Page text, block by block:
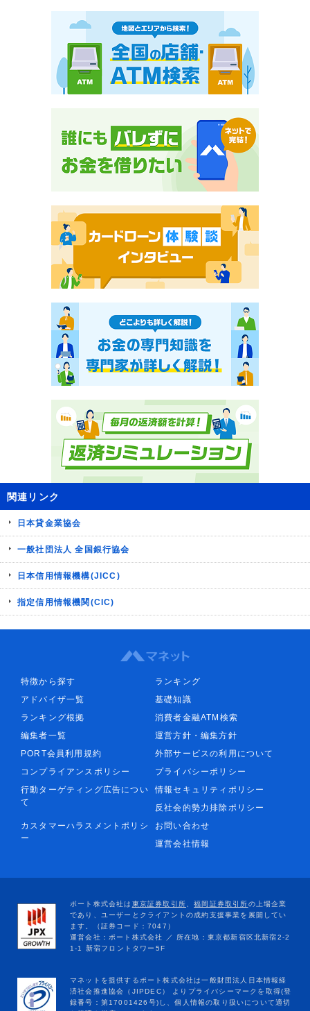
関連リンク
日本貸金業協会
一般社団法人 全国銀行協会
日本信用情報機構(JICC)
指定信用情報機関(CIC)
特徴から探す
ランキング
アドバイザ一覧
基礎知識
ランキング根拠
消費者金融ATM検索
編集者一覧
運営方針・編集方針
PORT会員利用規約
外部サービスの利用について
コンプライアンスポリシー
プライバシーポリシー
行動ターゲティング広告につい
て
情報セキュリティポリシー
反社会的勢力排除ポリシー
カスタマーハラスメントポリシ
ー
お問い合わせ
運営会社情報